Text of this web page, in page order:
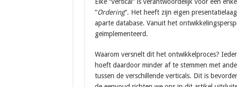
Elke “vertical” is verantwoordelijk voor een
“Ordering“. Het heeft zijn eigen
aparte database. Vanuit het
geïmplementeerd.
Waarom versnelt dit het ontwikkelproces? Ieder
hoeft daardoor minder af te stemmen met
tussen de verschillende verticals. Dit is